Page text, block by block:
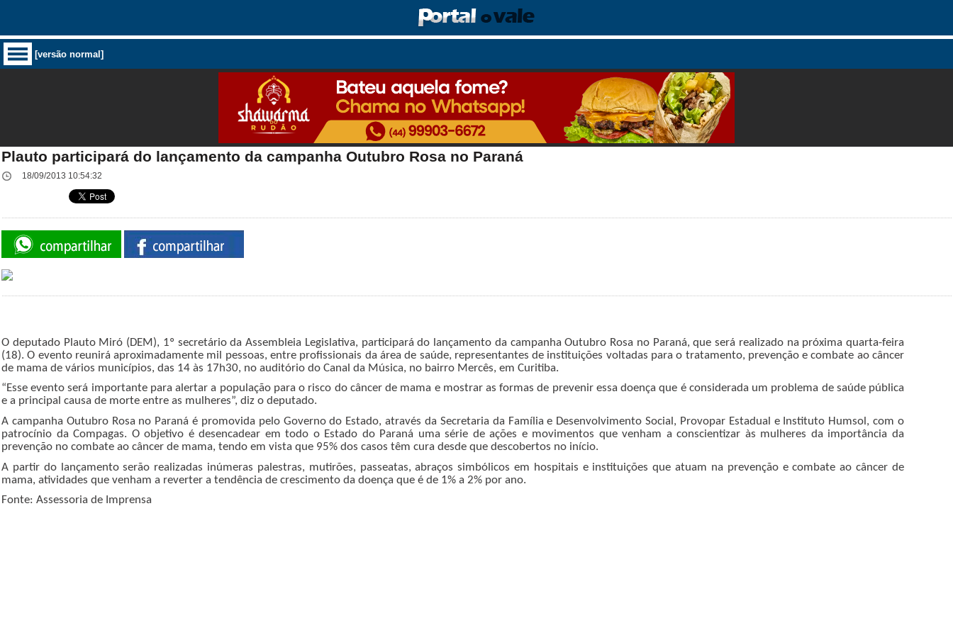
[versão normal]
Plauto participará do lançamento da campanha Outubro Rosa no Paraná
18/09/2013 10:54:32
O deputado Plauto Miró (DEM), 1º secretário da Assembleia Legislativa, participará do lançamento da campanha Outubro Rosa no Paraná, que será realizado na próxima quarta-feira
(18). O evento reunirá aproximadamente mil pessoas, entre profissionais da área de saúde, representantes de instituições voltadas para o tratamento, prevenção e combate ao câncer
de mama de vários municípios, das 14 às 17h30, no auditório do Canal da Música, no bairro Mercês, em Curitiba.
“Esse evento será importante para alertar a população para o risco do câncer de mama e mostrar as formas de prevenir essa doença que é considerada um problema de saúde pública
e a principal causa de morte entre as mulheres”, diz o deputado.
A campanha Outubro Rosa no Paraná é promovida pelo Governo do Estado, através da Secretaria da Família e Desenvolvimento Social, Provopar Estadual e Instituto Humsol, com o
patrocínio da Compagas. O objetivo é desencadear em todo o Estado do Paraná uma série de ações e movimentos que venham a conscientizar às mulheres da importância da
prevenção no combate ao câncer de mama, tendo em vista que 95% dos casos têm cura desde que descobertos no início.
A partir do lançamento serão realizadas inúmeras palestras, mutirões, passeatas, abraços simbólicos em hospitais e instituições que atuam na prevenção e combate ao câncer de
mama, atividades que venham a reverter a tendência de crescimento da doença que é de 1% a 2% por ano.
Fonte: Assessoria de Imprensa